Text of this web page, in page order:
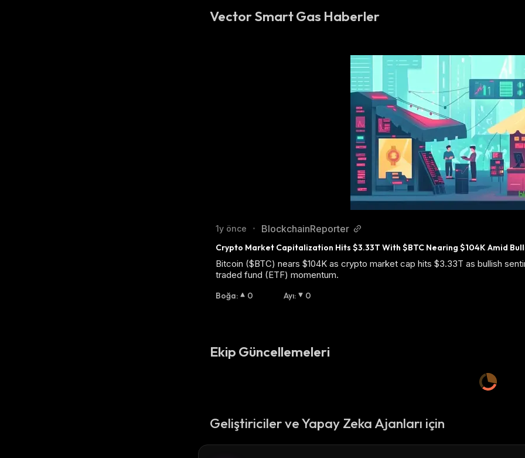
Vector Smart Gas Haberler
1y önce • BlockchainReporter
Crypto Market Capitalization Hits $3.33T With $BTC Nearing $104K Amid
Bitcoin ($BTC) nears $104K as crypto market cap hits $3.33T as bullish
traded fund (ETF) momentum.
Boğa: 0 Ayı: 0
Ekip Güncellemeleri
Geliştiriciler ve Yapay Zeka Ajanları için